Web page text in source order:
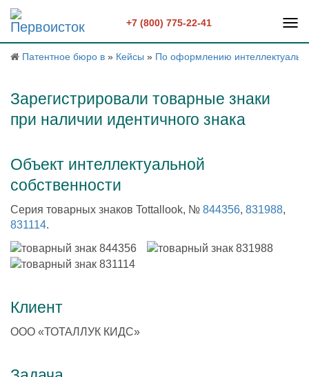
+7 (800) 775-22-41
Патентное бюро в » Кейсы » По оформлению
Зарегистрировали товарные знаки
при наличии идентичного знака
Объект интеллектуальной
собственности
Серия товарных знаков Tottallook, № 844356, 831988,
831114.
Клиент
ООО «ТОТАЛЛУК КИДС»